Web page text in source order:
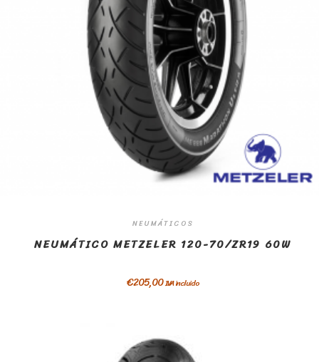
NEUMÁTICOS
NEUMÁTICO METZELER 120-70/ZR19 60W
€205,00IVA incluido